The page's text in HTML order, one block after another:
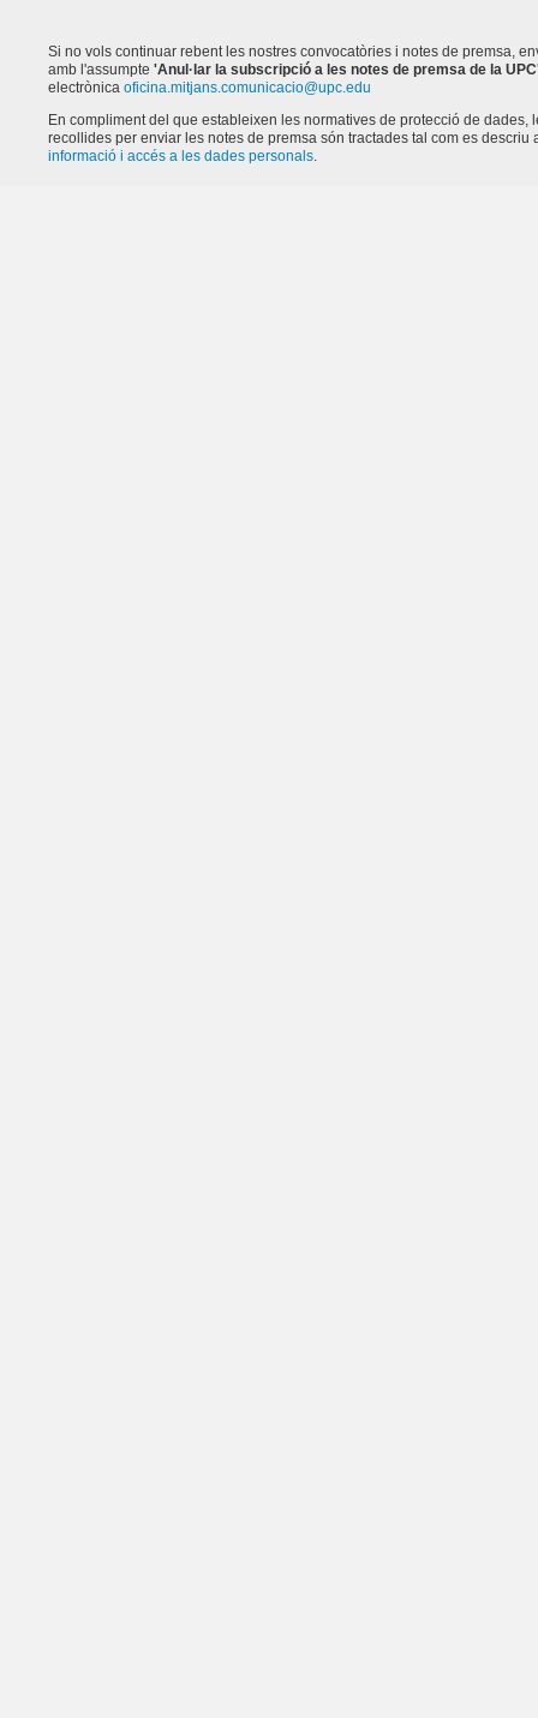
Si no vols continuar rebent les nostres convocatòries i notes de premsa,
amb l'assumpte 'Anul·lar la subscripció a les notes de premsa de la
electrònica oficina.mitjans.comunicacio@upc.edu
En compliment del que estableixen les normatives de protecció de dades,
recollides per enviar les notes de premsa són tractades tal com es descriu
informació i accés a les dades personals.